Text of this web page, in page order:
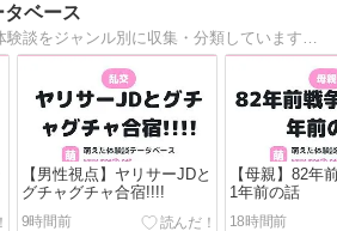
ベース
エロ体験談、エッチ体験談をジャンル別に収集・分類しています。近親の実話、寝取られNTR体験談、人妻の不倫告白など、リアルなエロばなを多数掲載。
【男性視点】ヤリサーJDと
グチャグチャ合宿!!!!
9時間前
【母親】82年
1年前の話
18時間前